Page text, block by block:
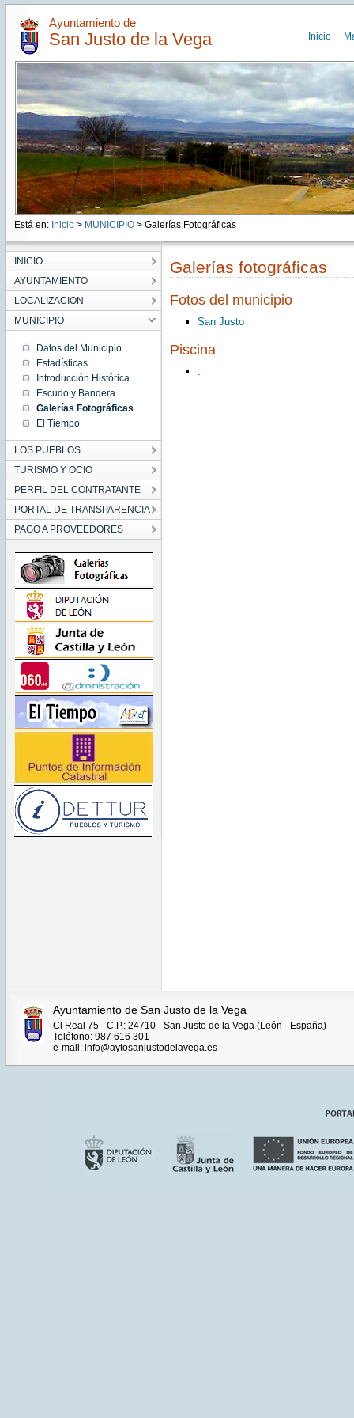
Ayuntamiento de
San Justo de la Vega Inicio
Está en: Inicio > MUNICIPIO> Galerías Fotográficas
INICIO
AYUNTAMIENTO
LOCALIZACION
MUNICIPIO
Datos del Municipio
Estadísticas
Introducción Histórica
Escudo y Bandera
Galerías Fotográficas
El Tiempo
LOS PUEBLOS
TURISMO Y OCIO
PERFIL DEL CONTRATANTE
PORTAL DE TRANSPARENCIA
PAGO A PROVEEDORES
Galerías fotográficas
Fotos del municipio
San Justo
Piscina
.
Ayuntamiento de San Justo de la Vega
Cl Real 75 - C.P.: 24710 - San Justo de la Vega (León - España)
Teléfono: 987 616 301
e-mail: info@aytosanjustodelavega.es